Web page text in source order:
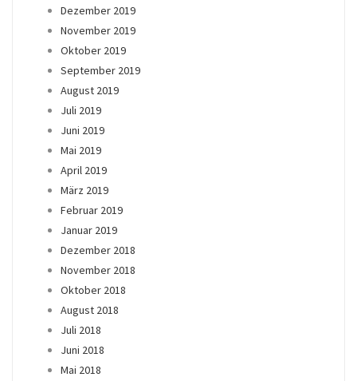
Dezember 2019
November 2019
Oktober 2019
September 2019
August 2019
Juli 2019
Juni 2019
Mai 2019
April 2019
März 2019
Februar 2019
Januar 2019
Dezember 2018
November 2018
Oktober 2018
August 2018
Juli 2018
Juni 2018
Mai 2018